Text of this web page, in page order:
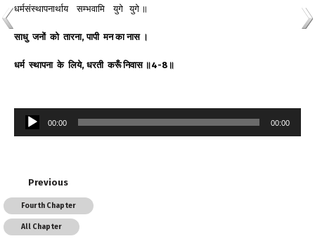
धर्मसंस्थापनार्थाय सम्भवामि युगे युगे ॥
साधु जनों को तारना,पापी मन का नास ।
धर्म स्थापना के लिये, धरती करूँ निवास ॥4-8 ॥
Audio
Player
00:00 00:00
Previous
Fourth Chapter
All Chapter